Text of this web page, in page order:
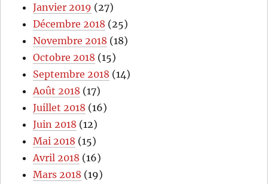
Janvier 2019 (27)
Décembre 2018 (25)
Novembre 2018 (18)
Octobre 2018 (15)
Septembre 2018 (14)
Août 2018 (17)
Juillet 2018 (16)
Juin 2018 (12)
Mai 2018 (15)
Avril 2018 (16)
Mars 2018 (19)